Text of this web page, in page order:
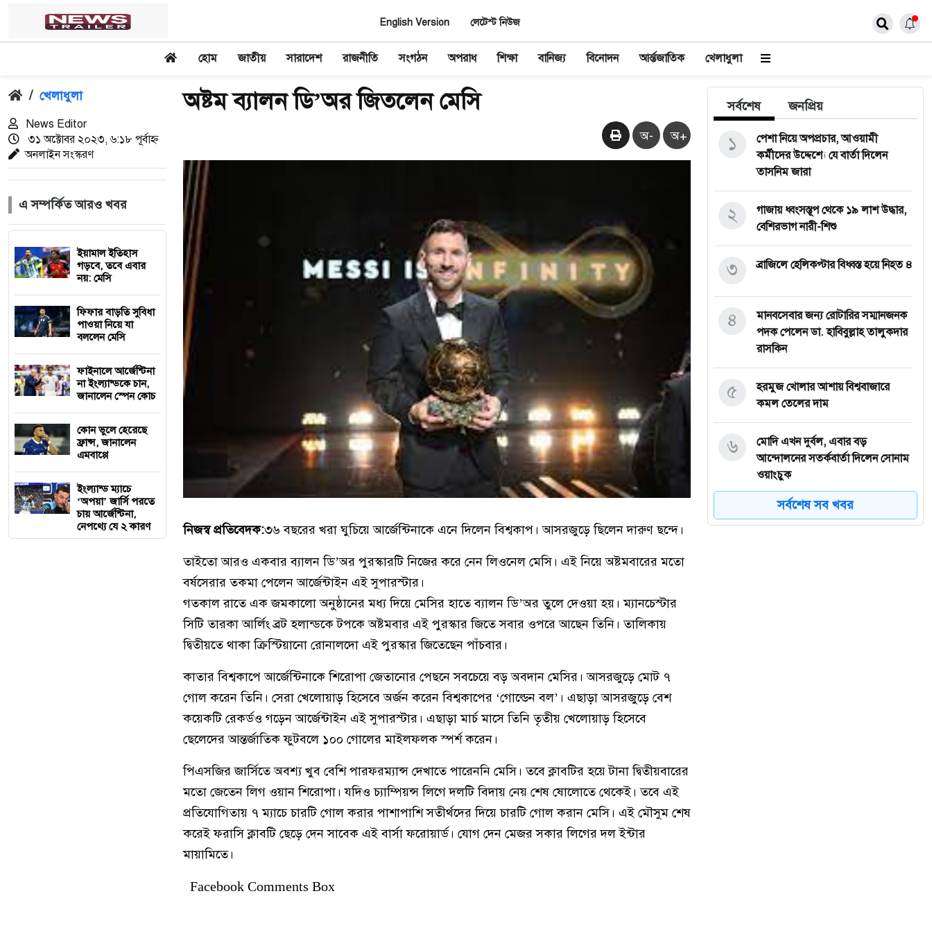
English Version লেটেস্ট নিউজ
হোম জাতীয় সারাদেশ রাজনীতি সংগঠন অপরাধ শিক্ষা বানিজ্য বিনোদন আর্ন্তজাতিক খেলাধুলা
/ খেলাধুলা
News Editor
৩১ অক্টোবর ২০২৩, ৬:১৮ পূর্বাহ্ন
অনলাইন সংস্করণ
এ সম্পর্কিত আরও খবর
ইয়ামাল ইতিহাস
গড়বে, তবে এবার
নয়: মেসি
ফিফার বাড়তি সুবিধা
পাওয়া নিয়ে যা
বললেন মেসি
ফাইনালে আর্জেন্টিনা
না ইংল্যান্ডকে চান,
জানালেন স্পেন কোচ
কোন ভুলে হেরেছে
ফ্রান্স, জানালেন
এমবাপ্পে
ইংল্যান্ড ম্যাচে
‘অপয়া’ জার্সি পরতে
চায় আর্জেন্টিনা,
নেপথ্যে যে ২ কারণ
অষ্টম ব্যালন ডি’অর জিতলেন মেসি
অ- অ+
নিজস্ব প্রতিবেদক:৩৬ বছরের খরা ঘুচিয়ে আর্জেন্টিনাকে এনে দিলেন বিশ্বকাপ। আসরজুড়ে ছিলেন দারুণ ছন্দে।
তাইতো আরও একবার ব্যালন ডি’অর পুরস্কারটি নিজের করে নেন লিওনেল মেসি। এই নিয়ে অষ্টমবারের মতো
বর্ষসেরার তকমা পেলেন আর্জেন্টাইন এই সুপারস্টার।
গতকাল রাতে এক জমকালো অনুষ্ঠানের মধ্য দিয়ে মেসির হাতে ব্যালন ডি’অর তুলে দেওয়া হয়। ম্যানচেস্টার
সিটি তারকা আর্লিং ব্রট হলান্ডকে টপকে অষ্টমবার এই পুরস্কার জিতে সবার ওপরে আছেন তিনি। তালিকায়
দ্বিতীয়তে থাকা ক্রিস্টিয়ানো রোনালদো এই পুরস্কার জিতেছেন পাঁচবার।
কাতার বিশ্বকাপে আর্জেন্টিনাকে শিরোপা জেতানোর পেছনে সবচেয়ে বড় অবদান মেসির। আসরজুড়ে মোট ৭
গোল করেন তিনি। সেরা খেলোয়াড় হিসেবে অর্জন করেন বিশ্বকাপের ‘গোল্ডেন বল’। এছাড়া আসরজুড়ে বেশ
কয়েকটি রেকর্ডও গড়েন আর্জেন্টাইন এই সুপারস্টার। এছাড়া মার্চ মাসে তিনি তৃতীয় খেলোয়াড় হিসেবে
ছেলেদের আন্তর্জাতিক ফুটবলে ১০০ গোলের মাইলফলক স্পর্শ করেন।
পিএসজির জার্সিতে অবশ্য খুব বেশি পারফরম্যান্স দেখাতে পারেননি মেসি। তবে ক্লাবটির হয়ে টানা দ্বিতীয়বারের
মতো জেতেন লিগ ওয়ান শিরোপা। যদিও চ্যাম্পিয়ন্স লিগে দলটি বিদায় নেয় শেষ ষোলোতে থেকেই। তবে এই
প্রতিযোগিতায় ৭ ম্যাচে চারটি গোল করার পাশাপাশি সতীর্থদের দিয়ে চারটি গোল করান মেসি। এই মৌসুম শেষ
করেই ফরাসি ক্লাবটি ছেড়ে দেন সাবেক এই বার্সা ফরোয়ার্ড। যোগ দেন মেজর সকার লিগের দল ইন্টার
মায়ামিতে।
Facebook Comments Box
সর্বশেষ জনপ্রিয়
পেশা নিয়ে অপপ্রচার, আওয়ামী
কর্মীদের উদ্দেশ্যে যে বার্তা দিলেন
তাসনিম জারা
১
গাজায় ধ্বংসস্তূপ থেকে ১৯ লাশ উদ্ধার,
বেশিরভাগ নারী-শিশু
২
ব্রাজিলে হেলিকপ্টার বিধ্বস্ত হয়ে নিহত ৪
৩
মানবসেবার জন্য রোটারির সম্মানজনক
পদক পেলেন ডা. হাবিবুল্লাহ তালুকদার
রাসকিন
৪
হরমুজ খোলার আশায় বিশ্ববাজারে
কমল তেলের দাম
৫
মোদি এখন দুর্বল, এবার বড়
আন্দোলনের সতর্কবার্তা দিলেন সোনাম
ওয়াংচুক
৬
অস্ত্র নিয়ে তথ্য ফাঁসকারীদের খুঁজছেন
ট্রাম্প
৭
সর্বশেষ সব খবর